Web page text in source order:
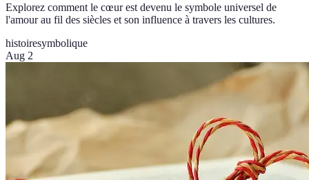
Explorez comment le cœur est devenu le symbole universel de
l'amour au fil des siècles et son influence à travers les cultures.
histoiresymbolique
Aug 2